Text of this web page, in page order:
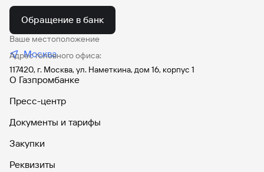
Обращение в банк
Ваше местоположение
Москва
Адрес головного офиса:
117420, г. Москва, ул. Наметкина, дом 16, корпус 1
О Газпромбанке
Пресс-центр
Документы и тарифы
Закупки
Реквизиты